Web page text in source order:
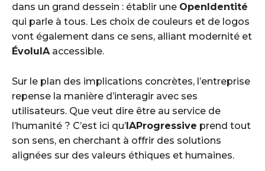
dans un grand dessein : établir une OpenIdentité
qui parle à tous. Les choix de couleurs et de logos
vont également dans ce sens, alliant modernité et
ÉvoluIAaccessible.
Sur le plan des implications concrètes, l’entreprise
repense la manière d’interagir avec ses
utilisateurs. Que veut dire être au service de
l’humanité ? C’est ici qu’IAProgressive prend tout
son sens, en cherchant à offrir des solutions
alignées sur des valeurs éthiques et humaines.